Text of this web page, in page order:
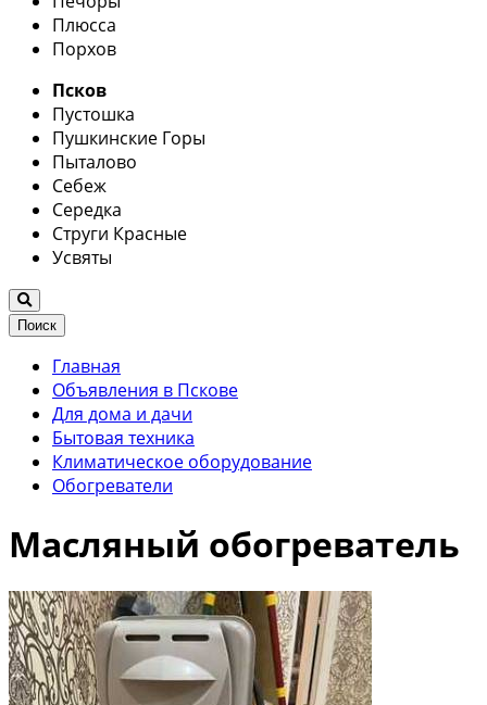
Плюсса
Порхов
Псков
Пустошка
Пушкинские Горы
Пыталово
Себеж
Середка
Струги Красные
Усвяты
Поиск
Главная
Объявления в Пскове
Для дома и дачи
Бытовая техника
Климатическое оборудование
Обогреватели
Масляный обогреватель